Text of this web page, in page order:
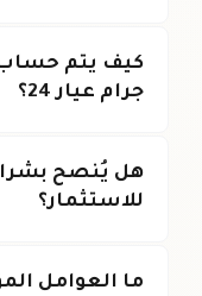
جرام عيار 24؟
للاستثمار؟
ما العوامل